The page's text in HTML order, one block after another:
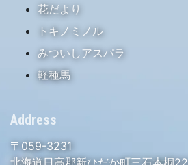
花だより
トキノミノル
みついしアスパラ
軽種馬
Address
〒059-3231
北海道日高郡新ひだか町三石本桐